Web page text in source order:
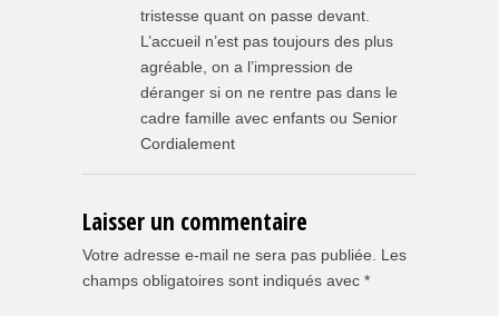
tristesse quant on passe devant.
L’accueil n’est pas toujours des plus
agréable, on a l’impression de
déranger si on ne rentre pas dans le
cadre famille avec enfants ou Senior
Cordialement
Laisser un commentaire
Votre adresse e-mail ne sera pas publiée.
Les
champs obligatoires sont indiqués avec *